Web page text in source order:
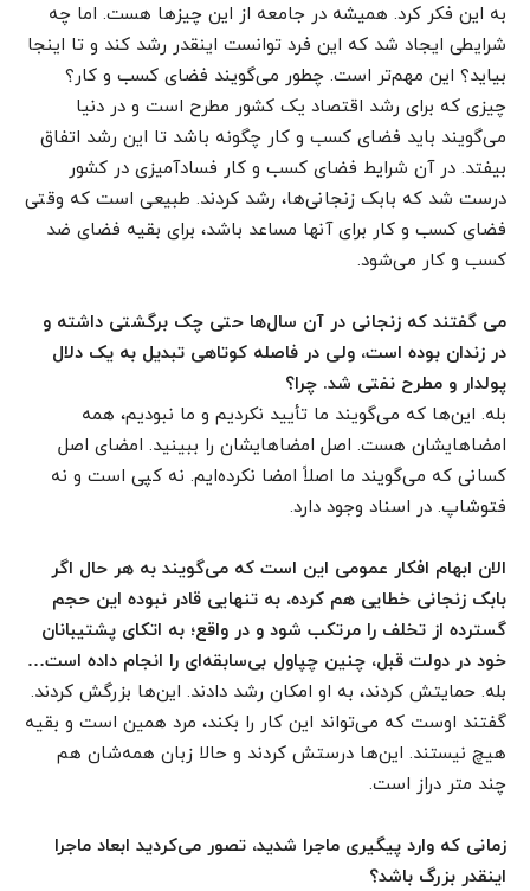
به این فکر کرد. همیشه در جامعه از این چیزها هست. اما چه
شرایطی ایجاد شد که این فرد توانست اینقدر رشد کند و تا اینجا
بیاید؟ این مهم‌تر است. چطور می‌گویند فضای کسب و کار؟
چیزی که برای رشد اقتصاد یک کشور مطرح است و در دنیا
می‌گویند باید فضای کسب و کار چگونه باشد تا این رشد اتفاق
بیفتد. در آن شرایط فضای کسب و کار فسادآمیزی در کشور
درست شد که بابک زنجانی‌ها، رشد کردند. طبیعی است که وقتی
فضای کسب و کار برای آنها مساعد باشد، برای بقیه فضای ضد
کسب و کار می‌شود.
می گفتند که زنجانی در آن سال‌ها حتی چک برگشتی داشته و
در زندان بوده است، ولی در فاصله کوتاهی تبدیل به یک دلال
پولدار و مطرح نفتی شد. چرا؟
بله. این‌ها که می‌گویند ما تأیید نکردیم و ما نبودیم، همه
امضاهایشان هست. اصل امضاهایشان را ببینید. امضای اصل
کسانی که می‌گویند ما اصلاً امضا نکرده‌ایم. نه کپی است و نه
فتوشاپ. در اسناد وجود دارد.
الان ابهام افکار عمومی این است که می‌گویند به هر حال اگر
بابک زنجانی خطایی هم کرده، به تنهایی قادر نبوده این حجم
گسترده از تخلف را مرتکب شود و در واقع؛ به اتکای پشتیبانان
خود در دولت قبل، چنین چپاول بی‌سابقه‌ای را انجام داده است…
بله. حمایتش کردند، به او امکان رشد دادند. این‌ها بزرگش کردند.
گفتند اوست که می‌تواند این کار را بکند، مرد همین است و بقیه
هیچ نیستند. این‌ها درستش کردند و حالا زبان همه‌شان هم
چند متر دراز است.
زمانی که وارد پیگیری ماجرا شدید، تصور می‌کردید ابعاد ماجرا
اینقدر بزرگ باشد؟